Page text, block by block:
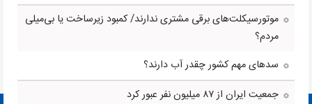
موتورسیکلت‌های برقی مشتری ندارند/ کمبود زیرساخت یا بی‌میلی
مردم؟
سدهای مهم کشور چقدر آب دارند؟
جمعیت ایران از ۸۷ میلیون نفر عبور کرد